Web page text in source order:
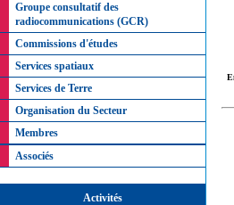
Groupe consultatif des
radiocommunications (GCR)
Commissions d'études
Services spatiaux
Services de Terre
Organisation du Secteur
Membres
Associés
Activités